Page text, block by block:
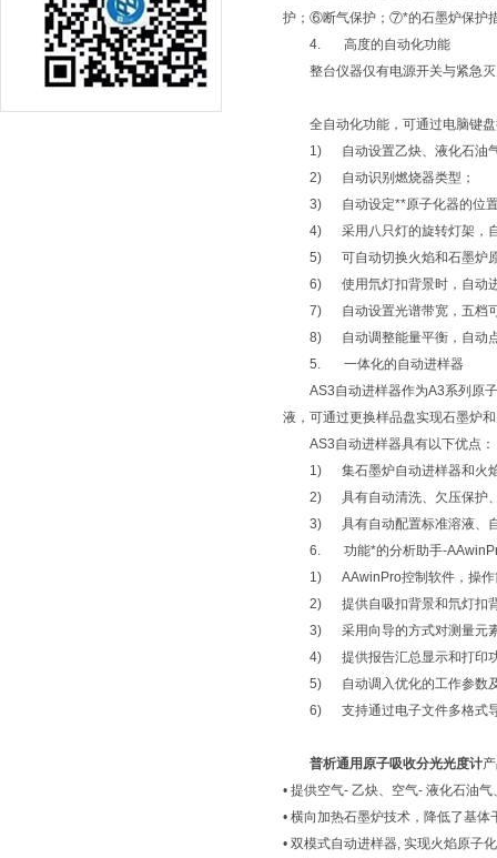
护；⑥断气保护；⑦*的石墨炉保护
4. 高度的自动化功能
整台仪器仅有电源开关与紧急
全自动化功能，可通过电脑键
1) 自动设置乙炔、液化石油
2) 自动识别燃烧器类型；
3) 自动设定**原子化器的位
4) 采用八只灯的旋转灯架，自
5) 可自动切换火焰和石墨炉
6) 使用氘灯扣背景时，自动
7) 自动设置光谱带宽，五档
8) 自动调整能量平衡，自动
5. 一体化的自动进样器
AS3自动进样器作为A3系列原
液，可通过更换样品盘实现石墨炉
AS3自动进样器具有以下优点：
1) 集石墨炉自动进样器和火
2) 具有自动清洗、欠压保护
3) 具有自动配置标准溶液、
6. 功能*的分析助手-
1) AAwinPro控制软件，操作
2) 提供自吸扣背景和氘灯扣
3) 采用向导的方式对测量元
4) 提供报告汇总显示和打印功
5) 自动调入优化的工作参数及
6) 支持通过电子文件多格式
普析通用原子吸收分光光度计
• 提供空气- 乙炔、空气- 液化石油
• 横向加热石墨炉技术，降低了基
• 双模式自动进样器, 实现火焰原子